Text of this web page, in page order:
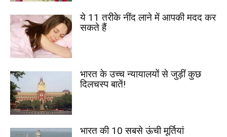
ये 11 तरीके नींद लाने में आपकी मदद कर
सकते हैं
भारत के उच्च न्यायालयों से जुड़ीं कुछ
दिलचस्प बातें!
भारत की 10 सबसे ऊंची मूर्तियां